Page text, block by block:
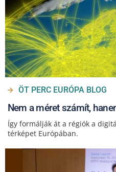
ÖT PERC EURÓPA BLOG
Nem a méret számít,
Így formálják át a régiók a
térképet Európában.